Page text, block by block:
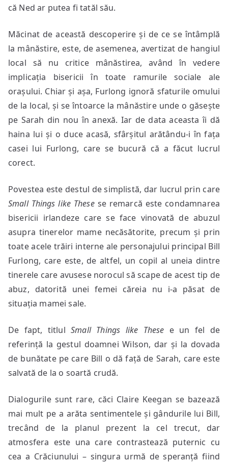
că Ned ar putea fi tatăl său.
Măcinat de această descoperire și de ce se întâmplă
la mânăstire, este, de asemenea, avertizat de hangiul
local să nu critice mânăstirea, având în vedere
implicația bisericii în toate ramurile sociale ale
orașului. Chiar și așa, Furlong ignoră sfaturile omului
de la local, și se întoarce la mânăstire unde o găsește
pe Sarah din nou în anexă. Iar de data aceasta îi dă
haina lui și o duce acasă, sfârșitul arătându-i în fața
casei lui Furlong, care se bucură că a făcut lucrul
corect.
Povestea este destul de simplistă, dar lucrul prin care
Small Things like Thesese remarcă este condamnarea
bisericii irlandeze care se face vinovată de abuzul
asupra tinerelor mame necăsătorite, precum și prin
toate acele trăiri interne ale personajului principal Bill
Furlong, care este, de altfel, un copil al uneia dintre
tinerele care avusese norocul să scape de acest tip de
abuz, datorită unei femei căreia nu i-a păsat de
situația mamei sale.
De fapt, titlulSmall Things like These e un fel de
referință la gestul doamnei Wilson, dar și la dovada
de bunătate pe care Bill o dă față de Sarah, care este
salvată de la o soartă crudă.
Dialogurile sunt rare, căci Claire Keegan se bazează
mai mult pe a arăta sentimentele și gândurile lui Bill,
trecând de la planul prezent la cel trecut, dar
atmosfera este una care contrastează puternic cu
cea a Crăciunului – singura urmă de speranță fiind